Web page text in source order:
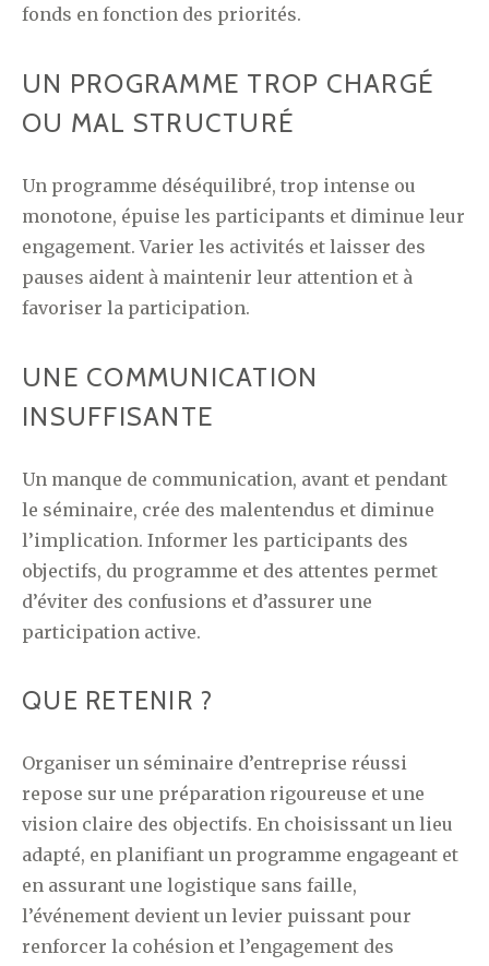
fonds en fonction des priorités.
UN PROGRAMME TROP CHARGÉ
OU MAL STRUCTURÉ
Un programme déséquilibré, trop intense ou
monotone, épuise les participants et diminue leur
engagement. Varier les activités et laisser des
pauses aident à maintenir leur attention et à
favoriser la participation.
UNE COMMUNICATION
INSUFFISANTE
Un manque de communication, avant et pendant
le séminaire, crée des malentendus et diminue
l’implication. Informer les participants des
objectifs, du programme et des attentes permet
d’éviter des confusions et d’assurer une
participation active.
QUE RETENIR ?
Organiser un séminaire d’entreprise réussi
repose sur une préparation rigoureuse et une
vision claire des objectifs. En choisissant un lieu
adapté, en planifiant un programme engageant et
en assurant une logistique sans faille,
l’événement devient un levier puissant pour
renforcer la cohésion et l’engagement des